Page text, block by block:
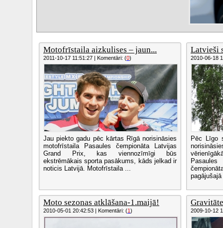
Motofrīstaila aizkulises – jaun...
2011-10-17 11:51:27 | Komentāri: (0)
Jau piekto gadu pēc kārtas Rīgā norisināsies
motofrīstaila Pasaules čempionāta Latvijas
Grand Prix, kas viennozīmīgi būs
ekstrēmākais sporta pasākums, kāds jelkad ir
noticis Latvijā. Motofrīstaila ...
Latvieši
2010-06-18
Pēc Līgo
Moto sezonas atklāšana-1.maijā!
2010-05-01 20:42:53 | Komentāri: (1) 2009-10-12